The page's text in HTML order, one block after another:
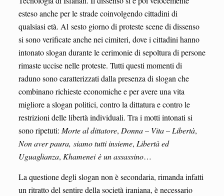
esteso anche per le strade coinvolgendo cittadini di
qualsiasi età. Al sesto giorno di proteste scene di dissenso
si sono verificate anche nei cimiteri, dove i cittadini hanno
intonato slogan durante le cerimonie di sepoltura di persone
rimaste uccise nelle proteste. Tutti questi momenti di
raduno sono caratterizzati dalla presenza di slogan che
combinano richieste economiche e per avere una vita
migliore a slogan politici, contro la dittatura e contro le
restrizioni delle libertà individuali. Tra i motti intonati si
sono ripetuti:Morte al dittatore, Donna – Vita – Libertà,
Non aver paura, siamo tutti insieme, Libertà ed
Uguaglianza, Khamenei è un assassino…
La questione degli slogan non è secondaria, rimanda infatti
un ritratto del sentire della società iraniana, è necessario